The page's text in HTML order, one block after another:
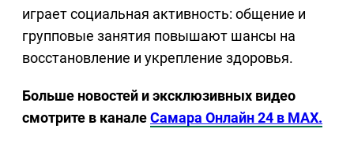
играет социальная активность: общение и
групповые занятия повышают шансы на
восстановление и укрепление здоровья.
Больше новостей и эксклюзивных видео
смотрите в каналеСамара Онлайн 24 в MAX.